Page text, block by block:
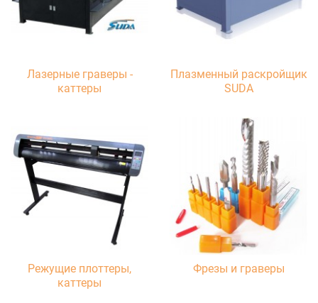
Лазерные граверы -
каттеры
Плазменный раскройщик
SUDA
Режущие плоттеры,
каттеры
Фрезы и граверы